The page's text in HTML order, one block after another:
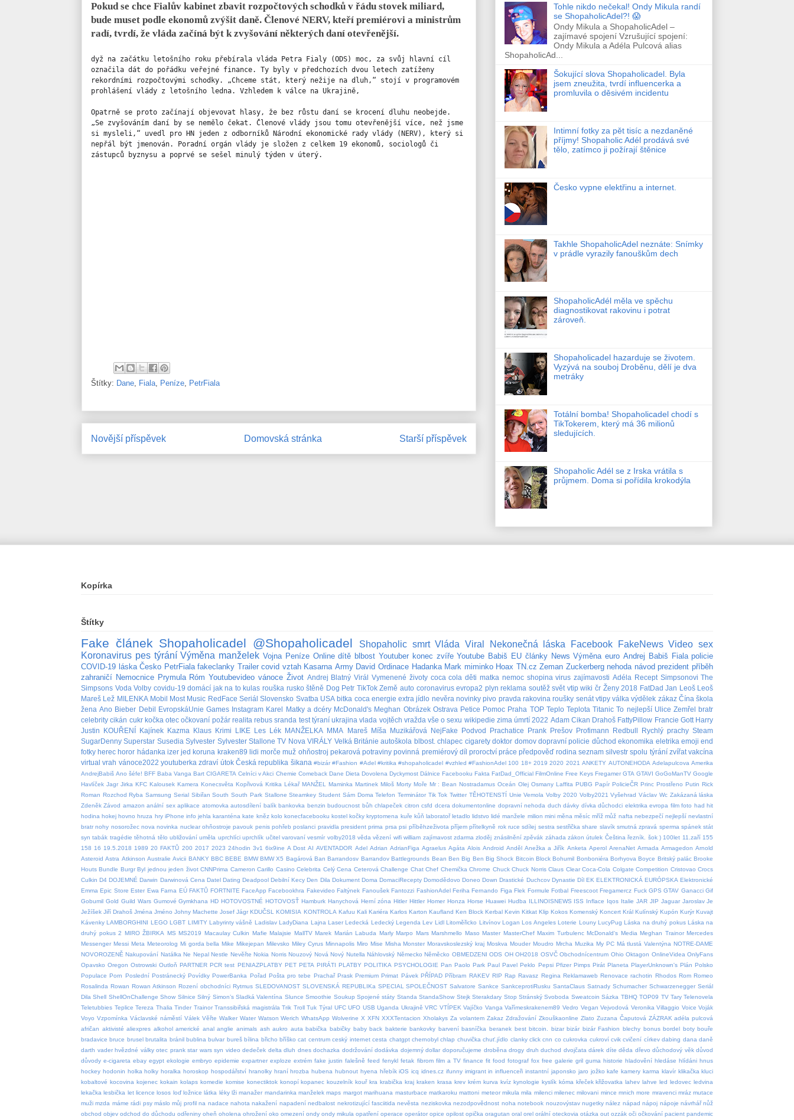
Pokud se chce Fialův kabinet zbavit rozpočtových schodků v řádu stovek miliard,
bude muset podle ekonomů zvýšit daně. Členové NERV, kteří premiérovi a ministrům
radí, tvrdí, že vláda začíná být k zvyšování některých daní otevřenější.
dyž na začátku letošního roku přebírala vláda Petra Fialy (ODS) moc, za svůj hlavní cíl
označila dát do pořádku veřejné finance. Ty byly v předchozích dvou letech zatíženy
rekordními rozpočtovými schodky. „Chceme stát, který nežije na dluh,“ stojí v programovém
prohlášení vlády z letošního ledna. Vzhledem k válce na Ukrajině,
Opatrně se proto začínají objevovat hlasy, že bez růstu daní se krocení dluhu neobejde.
„Se zvyšováním daní by se nemělo čekat. Členové vlády jsou tomu otevřenější více, než jsme
si mysleli,“ uvedl pro HN jeden z odborníků Národní ekonomické rady vlády (NERV), který si
nepřál být jmenován. Poradní orgán vlády je složen z celkem 19 ekonomů, sociologů či
zástupců byznysu a poprvé se sešel minulý týden v úterý.
Štítky: Dane, Fiala, Peníze, PetrFiala
Novější příspěvek Starší příspěvek
Domovská stránka
Tohle nikdo nečekal! Ondy Mikula randí
se ShopaholicAdel?! 😱
Ondy Mikula a ShopaholicAdel –
zajímavé spojení Vzrušující spojení:
Ondy Mikula a Adéla Pulcová alias
ShopaholicAd...
Šokující slova Shopaholicadel. Byla
jsem zneužita, tvrdí influencerka a
promluvila o děsivém incidentu
Intimní fotky za pět tisíc a nezdaněné
příjmy! Shopaholic Adél prodává své
tělo, zatímco ji požírají štěnice
Česko vypne elektřinu a internet.
Takhle ShopaholicAdel neznáte: Snímky
v prádle vyrazily fanouškům dech
ShopaholicAdél měla ve spěchu
diagnostikovat rakovinu i potrat
zároveň.
Shopaholicadel hazarduje se životem.
Vyzývá na souboj Droběnu, dělí je dva
metráky
Totální bomba! Shopaholicadel chodí s
TikTokerem, který má 36 milionů
sledujících.
Shopaholic Adél se z Irska vrátila s
průjmem. Doma si pořídila krokodýla
Kopírka
Štítky
Fake článek Shopaholicadel @Shopaholicadel Shopaholic smrt Vláda Viral Nekonečná láska Facebook FakeNews Video sex
Koronavirus pes týrání Výměna manželek Vojna Peníze Online dítě blbost Youtuber konec zvíře Youtube Babiš EU články News Výměna euro Andrej Babiš Fiala policie
COVID-19 láska Česko PetrFiala fakeclanky Trailer covid vztah Kasarna Army David Ordinace Hadanka Mark miminko Hoax TN.cz Zeman Zuckerberg nehoda návod prezident příběh
zahraničí Nemocnice Prymula Róm Youtubevideo vánoce Život Andrej Blatný Virál Vymenené životy coca cola děti matka nemoc shopina virus zajímavosti Adéla Recept Simpsonovi The
Simpsons Voda Volby covidu-19 domácí jak na to kulas rouška rusko štěně Dog Petr TikTok Země auto coronavirus evropa2 plyn reklama soutěž svět vtip wiki čr Ženy 2018 FatDad Jan Leoš Leoš
Mareš Lež MILENKA Mobil Most Music RedFace Seriál Slovensko Svatba USA bitka coca energie extra jídlo nevěra novinky pivo pravda rakovina roušky senát vtipy válka výdělek zákaz Čína škola
žena Ano Bieber Debil EvropskáUnie Games Instagram Karel Matky a dcéry McDonald's Meghan Obrázek Ostrava Petice Pomoc Praha TOP Teplo Teplota Titanic To nejlepší Ulice Zemřel bratr
celebrity cikán cukr kočka otec očkovaní požár realita rebus sranda test týraní ukrajina vlada vojtěch vražda vše o sexu wikipedie zima úmrtí 2022 Adam Cikan Drahoš FattyPillow Francie Gott Harry
Justin
KOUŘENÍ Kajínek Kazma Klaus Krimi LIKE Les Lék MANŽELKA MMA Mareš Míša Muzikářová NejFake Podvod Prachatice Prank Prešov Profimann Redbull Rychlý prachy Steam
SugarDenny Superstar Susedia Sylvester Sylvester Stallone TV Nova VIRÁLY Velká Británie autoškola blbost. chlapec cigarety doktor domov dopravní policie důchod ekonomika eletrika emoji end
fotky herec horor hádanka izer jed koruna kraken89 lidi morče muž ohňostroj pekarová potraviny povinná premiérový díl proroctví práce předpověď rodina seznam silvestr spolu týrání zvířat vakcína
virtual vrah vánoce2022 youtuberka zdraví útok Česká republika šikana #bizár #Fashion #Adel #kritika #shopaholicadel #vzhled #FashionAdel 100 18+ 2019 2020 2021 ANKETY AUTONEHODA Adelapulcova Amerika
AndrejBabiš Ano šéfe! BFF Baba Vanga Bart CIGARETA Celníci v Akci Chemie Comeback Dane Dieta Dovolena Dyckymost Dálnice Facebooku Fakta FatDad_Official FilmOnline Free Keys Fregamer GTA GTAVI GoGoManTV Google
Havlíček Jagr Jirka KFC Kalousek Kamera Konecsvěta Kopřivová Kritika Lékař MANŽEL Maminka Martinek Miloš Morty Moře Mr : Bean Nostradamus Oceán Olej Osmany Laffita PUBG Papír PolicieČR Princ Prostřeno Putin Rick
Roman Rozchod Ryba Samsung Serial Sibiřan South South Park Stallone Steamkey Student Sám Doma Telefon Terminátor Tik Tok Twitter TĚHOTENSTÍ Unie Vemola Volby 2020 Volby2021 Vyšehrad Václav Wc Zakázaná láska
Zdeněk Závod amazon anální sex aplikace atomovka autosdílení balík bankovka benzin budoucnost bůh chlapeček citron csfd dcera dokumentonline dopravní nehoda duch dávky dívka důchodci elektrika evropa film foto had hit
hodina hokej hovno hruza hry iPhone info jehla karanténa kate kněz kolo konecfacebooku kostel kočky kryptomena kuře kůň laboratoř letadlo lidstvo lidé manžele milion mini měna měsíc mříž můž nafta nebezpečí nejlepší nevlastní
bratr nohy nosorožec nova novinka nuclear ohňostroje pavouk penis pohřeb poslanci pravidla president prima prsa psi příběhzeživota příjem přítelkyně rok ruce sdílej sestra sestřička share slavík smutná zpravá sperma spánek stát
syn tabák tragédie těhotná tělo ubližování uměla uprchlíci uprchlík učitel varovaní vesmír volby2018 věda vězení wifi william zajímavost zdarma zloděj znásilnění zpěvák záhada zákon útulek Čeština řezník. šok ) 100let 11.zaří 155
158 16 19.5.2018 1989 20 FAKTŮ 200 2017 2023 24hodin 3v1 6ix9ine A Dost AI AVENTADOR Adel Adrian AdrianFiga Agraelus Agáta Alois Android Anděl Anežka a Jiřík Anketa Aperol ArenaNet Armada Armagedon Arnold
Asteroid Astra Atkinson Australie Avicii BANKY BBC BEBE BMW BMW X5 Bagárová Ban Barrandosv Barrandov Battlegrounds Bean Ben Big Ben Big Shock Bitcoin Block Bohumil Bonboniéra Borhyova Boyce Britský palác Brooke
Houts Bundle Burgr Byl jednou jeden život CNNPrima Cameron Carillo Casino Celebrita Celý Cena Ceterová Challenge Chat Chef Chemička Chrome Chuck Chuck Norris Claus Clear Coca-Cola Colgate Competition Cristovao Crocs
Culkin D4 DOJEMNÉ Darwin Darwinová Cena Datel Dating Deadpool Debilní Kecy Den Dila Dokument Doma DomaciRecepty Domodědovo Doneo Down Drastické Duchcov Dynastie Díl EK ELEKTRONICKÁ EURÓPSKA Elektronické
Emma Epic Store Ester Ewa Farna EÚ FAKTŮ FORTNITE FaceApp Facebookhra Fakevideo Faltýnek Fanoušek Fantozzi FashionAdel Feriha Fernando Figa Flek Formule Fotbal Freescoot Fregamercz Fuck GPS GTAV Ganacci Gif
Gobumil Gold Guild Wars Gumové Gymkhana HD HOTOVOSTNÉ HOTOVOSŤ Hamburk Hanychová Herní zóna Hitler Hittler Homer Honza Horse Huawei Hudba ILLINOISNEWS ISS Inflace Iqos Italie JAR JIP Jaguar Jaroslav Je
Ježíšek Jiří Drahoš Jména Jméno Johny Machette Josef Jágr KDUČSL KOMISIA KONTROLA Kafuu Kali Kariéra Karlos Karton Kaufland Ken Block Kerbal Kevin Kitkat Klip Kokos Komenský Koncert Král Kulínský Kupón Kurýr Kuvajt
Kávenky LAMBORGHINI LEGO LGBT LIMITY Labyrinty vášně Ladislav LadyDiana Lajna Laser Ledecká Ledecký Legenda Lev Lidl Litoměřicko Litvínov Logan Los Angeles Loterie Louny LucyPug Láska na druhý pokus Láska na
druhý pokus 2 MIRO ŽBIRKA MS MS2019 Macaulay Culkin Mafie Malajsie MallTV Marek Marián Labuda Marly Marpo Mars Marshmello Maso Master MasterChef Maxim Turbulenc McDonald‘s Media Meghan Trainor Mercedes
Messenger Messi Meta Meteorolog Mi gorda bella Mike Mikejepan Milevsko Miley Cyrus Minnapolis Miro Mise Misha Monster Moravskoslezský kraj Moskva Mouder Moudro Mrcha Muzika My PC Má tlustá Valentýna NOTRE-DAME
NOVOROZENĚ Nakupování Natálka Ne Nepal Nestle Nevěřte Nokia Norris Nouzový Nová Nový Nutella Náhlovský Německo Něměcko OBMEDZENI ODS OH OH2018 OSVČ Obchodnícentrum Ohio Oktagon OnlineVidea OnlyFans
Opavsko Oregon Ostrowski Outloň PARTNER PCR test PENIAZPLATBY PET PETA PIRÁTI PLATBY POLITIKA PSYCHOLOGIE Pan Paolo Park Paul Pavel Peklo Pepsi Pfizer Pimps Pirát Planeta PlayerUnknown's Plán Polsko
Populace Porn Poslední Postránecký Povídky PowerBanka Pořad Pošta pro tebe Prachař Prask Premium Primat Pávek PŘÍPAD Příbram RAKEV RIP Rap Ravasz Regina Reklamaweb Renovace rachotin Rhodos Rom Romeo
Rosalinda Rowan Rowan Atkinson Rození obchodníci Rytmus SLEDOVANOST SLOVENSKÁ REPUBLIKa SPECIAL SPOLEČNOST Salvatore Sankce SankceprotiRusku SantaClaus Satnady Schumacher Schwarzenegger Seriál
Dila Shell ShellOnChallenge Show Silnice Silný Simon’s Sladká Valentína Slunce Smoothie Soukup Spojené státy Standa StandaShow Stejk Sterakdary Stop Stránský Svoboda Sweatcoin Sázka TBHQ TOP09 TV Tary Telenovela
Teletubbies Teplice Tereza Thalia Tinder Trainor Transsibiřská magistrála Trik Troll Tuk Týral UFC UFO USB Uganda Ukrajině VRC VTÍPEK Vajíčko Vanga Vařímeskrakenem89 Vedro Vegan Vejvodová Veronika Villaggio Voice Voják
Voyo Vzpomínka Václavské náměstí Válek Věřte Walker Water Watson Werich WhatsApp Wolverine X XFN XXXTentacion Xholakys Za volantem Zakaz Zdražování Zkouškaonline Zlato Zuzana Čaputová ZÁZRAK adéla pulcová
afričan aktivisté aliexpres alkohol americké anal anglie animals ash aukro auta babička babičky baby back bakterie bankovky barvení basníčka beranek best bitcoin. bizar bizár bizár Fashion blechy bonus bordel boty bouře
bradavice bruce brusel brutalita bránil bublina bulvar bureš bílina břicho bříško cat centrum ceský internet cesta chatgpt chernobyl chlap chuvička chuť.jídlo clanky click cnn co cukrovka cukroví cvik cvičení církev dabing dana daně
darth vader hvězdné války otec prank star wars syn video dedeček delta dluh dnes dochazka dodržování dodávka dojemný dollar doporučujeme droběna drogy druh duchod dvojčata dárek díte děda dřevo důchodový věk důvod
důvody e-cigareta ebay egypt ekologie embryo epidemie expartner exploze extrém fake justin falešně feed fenykl fetak fibrom film a TV finance fit food fotograf fox free galerie gril guma historie hladovění hledáse hlídáni hnus
hockey hodonin holka holky horalka horoskop hospodářství hranolky hraní hrozba hubena hubnout hyena hřebík iOS icq idnes.cz ifunny imigrant in influenceři instantní japonsko jaro jožko kafe kamery karma klavír klikačka kluci
kobaltové kocovina kojenec kokain kolaps komedie komise konectiktok konopí kopanec kouzelník kouř kra krabička kraj kraken krasa krev krém kurva kvíz kynologie kyslík kóma křeček křižovatka lahev lahve led ledovec ledvina
lekačka lesbička let licence losos loď ložnice látka léky lži manažer mandarinka manželek maps margot marihuana masturbace matkaroku mattoni meteor mikula mila milenci milenec milovani mince mnich more mravenci mráz mutace
muži mzda máme rádi psy máslo můj profil na nadace nahota nakažení napadení nedbalost nekrotizující fasciitida nevěsta neziskovka nezodpovědnost noha notebook nouzovýstav nugetky nález nápad nápoj nápoje návrhář nůž
obchod objev odchod do důchodu odřeniny oheň oholena ohrožení oko omezení ondy ondy mikula opatření operace operátor opice opilost opička oragutan oral orel orální oteckovia otázka out ozzák oči očkování pacient pandemic